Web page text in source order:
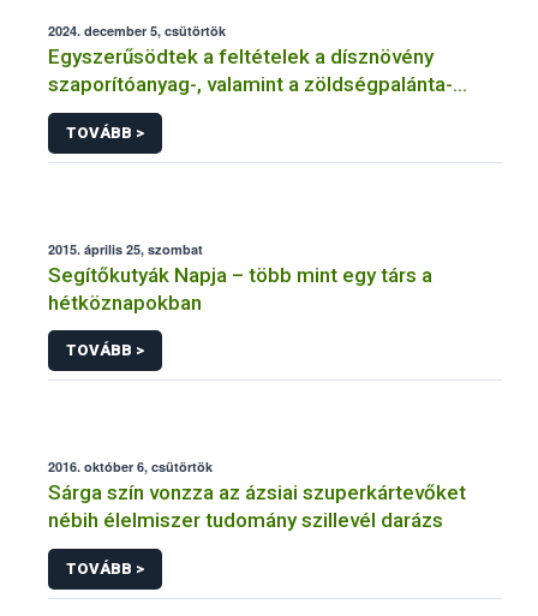
2024. december 5, csütörtök
Egyszerűsödtek a feltételek a dísznövény
szaporítóanyag-, valamint a zöldségpalánta-
előállítók és -forgalmazók tevékenységének
bejelentése és engedélyezése kapcsán
TOVÁBB >
2015. április 25, szombat
Segítőkutyák Napja – több mint egy társ a
hétköznapokban
TOVÁBB >
2016. október 6, csütörtök
Sárga szín vonzza az ázsiai szuperkártevőket
nébih élelmiszer tudomány szillevél darázs
TOVÁBB >